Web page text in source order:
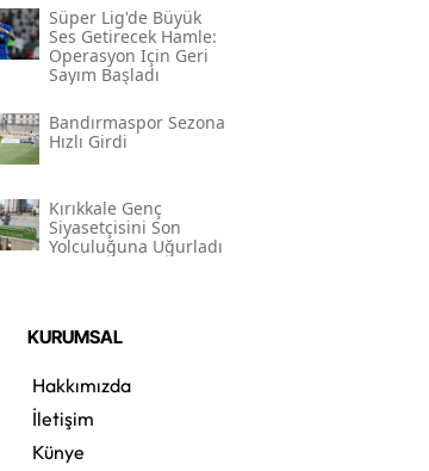
Süper Lig'de Büyük
Ses Getirecek Hamle:
Operasyon Için Geri
Sayım Başladı
Bandırmaspor Sezona
Hızlı Girdi
Kırıkkale Genç
Siyasetçisini Son
Yolculuğuna Uğurladı
KURUMSAL
Hakkımızda
İletişim
Künye